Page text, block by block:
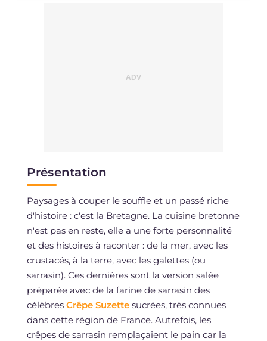
Présentation
Paysages à couper le souffle et un passé riche
d'histoire : c'est la Bretagne. La cuisine bretonne
n'est pas en reste, elle a une forte personnalité
et des histoires à raconter : de la mer, avec les
crustacés, à la terre, avec les galettes (ou
sarrasin). Ces dernières sont la version salée
préparée avec de la farine de sarrasin des
célèbres Crêpe Suzettesucrées, très connues
dans cette région de France. Autrefois, les
crêpes de sarrasin remplaçaient le pain car la